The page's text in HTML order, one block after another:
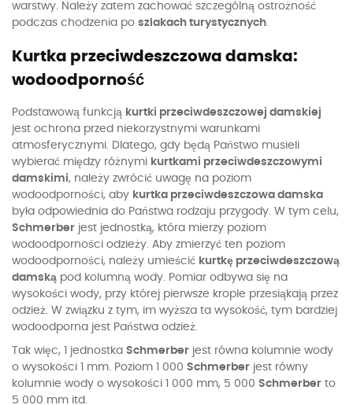
warstwy. Należy zatem zachować szczególną ostrożność
podczas chodzenia po szlakach turystycznych.
Kurtka przeciwdeszczowa damska:
wodoodporność
Podstawową funkcją kurtki przeciwdeszczowej damskiej
jest ochrona przed niekorzystnymi warunkami
atmosferycznymi. Dlatego, gdy będą Państwo musieli
wybierać między różnymi kurtkami przeciwdeszczowymi
damskimi, należy zwrócić uwagę na poziom
wodoodporności, aby kurtka przeciwdeszczowa damska
była odpowiednia do Państwa rodzaju przygody. W tym celu,
Schmerber jest jednostką, która mierzy poziom
wodoodporności odzieży. Aby zmierzyć ten poziom
wodoodporności, należy umieścić kurtkę przeciwdeszczową
damską pod kolumną wody. Pomiar odbywa się na
wysokości wody, przy której pierwsze krople przesiąkają przez
odzież. W związku z tym, im wyższa ta wysokość, tym bardziej
wodoodporna jest Państwa odzież.
Tak więc, 1 jednostka Schmerber jest równa kolumnie wody
o wysokości 1 mm. Poziom 1 000 Schmerber jest równy
kolumnie wody o wysokości 1 000 mm, 5 000 Schmerber to
5 000 mm itd.